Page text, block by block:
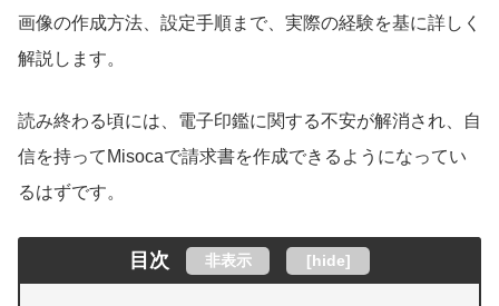
画像の作成方法、設定手順まで、実際の経験を基に詳しく
解説します。
読み終わる頃には、電子印鑑に関する不安が解消され、自
信を持ってMisocaで請求書を作成できるようになってい
るはずです。
目次 非表示 [hide]